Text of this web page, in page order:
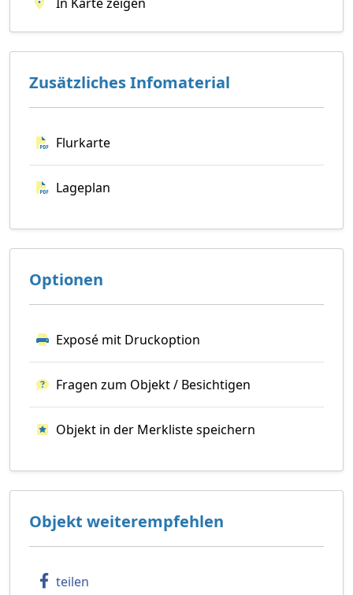
Zusätzliches Infomaterial
Flurkarte
Lageplan
Optionen
Exposé mit Druckoption
Fragen zum Objekt / Besichtigen
Objekt in der Merkliste speichern
Objekt weiterempfehlen
teilen